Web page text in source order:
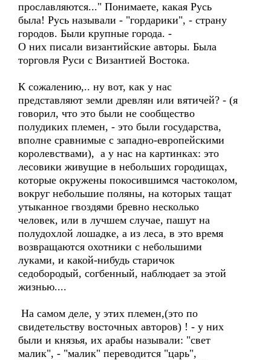
прославляются..." Понимаете, какая Русь
была! Русь называли - "гордарики", - страну
городов. Были крупные города. -
О них писали византийские авторы. Была
торговля Руси с Византией Востока.
К сожалению,.. ну вот, как у нас
представляют земли древлян или вятичей? - (я
говорил, что это были не сообщество
полудиких племен, - это были государства,
вполне сравнимые с западно-европейскими
королевствами), а у нас на картинках: это
лесовики живущие в небольших городищах,
которые окружены покосившимся частоколом,
вокруг небольшие поляны, на которых тащат
утыканное гвоздями бревно несколько
человек, или в лучшем случае, пашут на
полудохлой лошадке, а из леса, в это время
возвращаются охотники с небольшими
луками, и какой-нибудь старичок
седобородый, согбенный, наблюдает за этой
жизнью....
На самом деле, у этих племен,(это по
свидетельству восточных авторов) ! - у них
были и князья, их арабы называли: "свет
малик", - "малик" переводится "царь",